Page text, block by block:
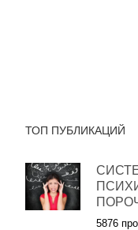
ТОП ПУБЛИКАЦИЙ
5876